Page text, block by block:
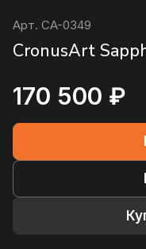
Арт. CA-0349
CronusArt
170 500 ₽